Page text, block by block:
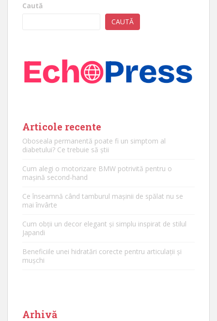
Caută
CAUTĂ
Articole recente
Oboseala permanentă poate fi un simptom al
diabetului? Ce trebuie să știi
Cum alegi o motorizare BMW potrivită pentru o
mașină second-hand
Ce înseamnă când tamburul mașinii de spălat nu se
mai învârte
Cum obții un decor elegant și simplu inspirat de stilul
Japandi
Beneficiile unei hidratări corecte pentru articulații și
mușchi
Arhivă